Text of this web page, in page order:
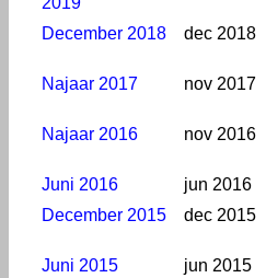
December 2018
dec 2018
Najaar 2017
nov 2017
Najaar 2016
nov 2016
Juni 2016
jun 2016
December 2015
dec 2015
Juni 2015
jun 2015